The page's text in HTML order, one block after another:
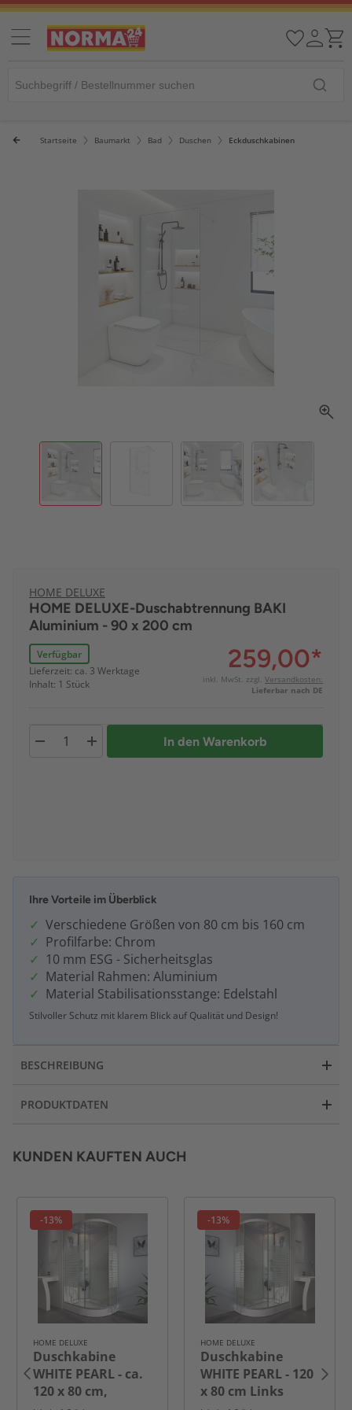
Startseite Baumarkt Bad Duschen Eckduschkabinen
HOME DELUXE
HOME DELUXE-Duschabtrennung BAKI
Aluminium - 90 x 200 cm
Verfügbar
Lieferzeit: ca. 3 Werktage
Inhalt: 1 Stück
259,00*
inkl. MwSt. zzgl. Versandkosten:
Lieferbar nach DE
In den Warenkorb
Ihre Vorteile im Überblick
Verschiedene Größen von 80 cm bis 160 cm
Profilfarbe: Chrom
10 mm ESG - Sicherheitsglas
Material Rahmen: Aluminium
Material Stabilisationsstange: Edelstahl
Stilvoller Schutz mit klarem Blick auf Qualität und Design!
BESCHREIBUNG
PRODUKTDATEN
KUNDEN KAUFTEN AUCH
-13%
HOME DELUXE
Duschkabine
WHITE PEARL - ca.
120 x 80 cm,
-13%
HOME DELUXE
Duschkabine
WHITE PEARL - 120
x 80 cm Links